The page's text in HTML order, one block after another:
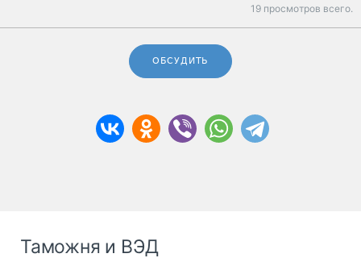
19 просмотров всего.
ОБСУДИТЬ
Таможня и ВЭД